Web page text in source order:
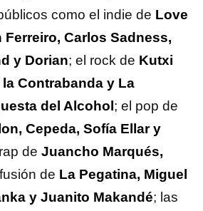
como el indie de Love
Ferreiro, Carlos Sadness,
y Dorian; el rock de Kutxi
Contrabanda y La
del Alcohol ; el pop de
Cepeda, Sofía Ellar y
de Juancho Marqués,
de La Pegatina, Miguel
y Juanito Makandé; las